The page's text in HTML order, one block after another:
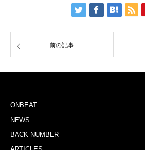
前の記事
ONBEAT
NEWS
BACK NUMBER